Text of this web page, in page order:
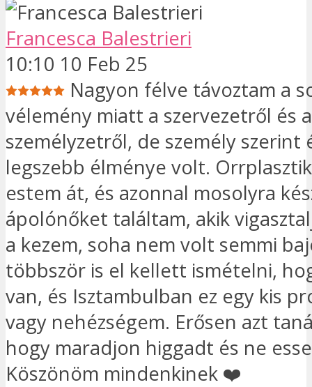
Francesca Balestrieri
10:10 10 Feb 25
Nagyon félve távoztam a
vélemény miatt a szervezetről és a
személyzetről, de személy szerint
legszebb élménye volt.
estem át, és azonnal mosolyra
ápolónőket találtam, akik
a kezem, soha nem volt semmi
többször is el kellett ismételni,
van, és Isztambulban ez egy kis
vagy nehézségem. Erősen azt
hogy maradjon higgadt és ne
Köszönöm mindenkinek ❤️